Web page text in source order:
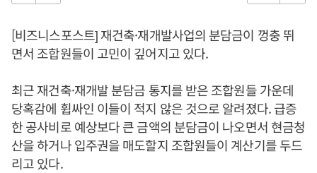
[비즈니스포스트] 재건축·재개발사업의 분담금이 껑충 뛰
면서 조합원들이 고민이 깊어지고 있다.
최근 재건축·재개발 분담금 통지를 받은 조합원들 가운데
당혹감에 휩싸인 이들이 적지 않은 것으로 알려졌다. 급증
한 공사비로 예상보다 큰 금액의 분담금이 나오면서 현금청
산을 하거나 입주권을 매도할지 조합원들이 계산기를 두드
리고 있다.